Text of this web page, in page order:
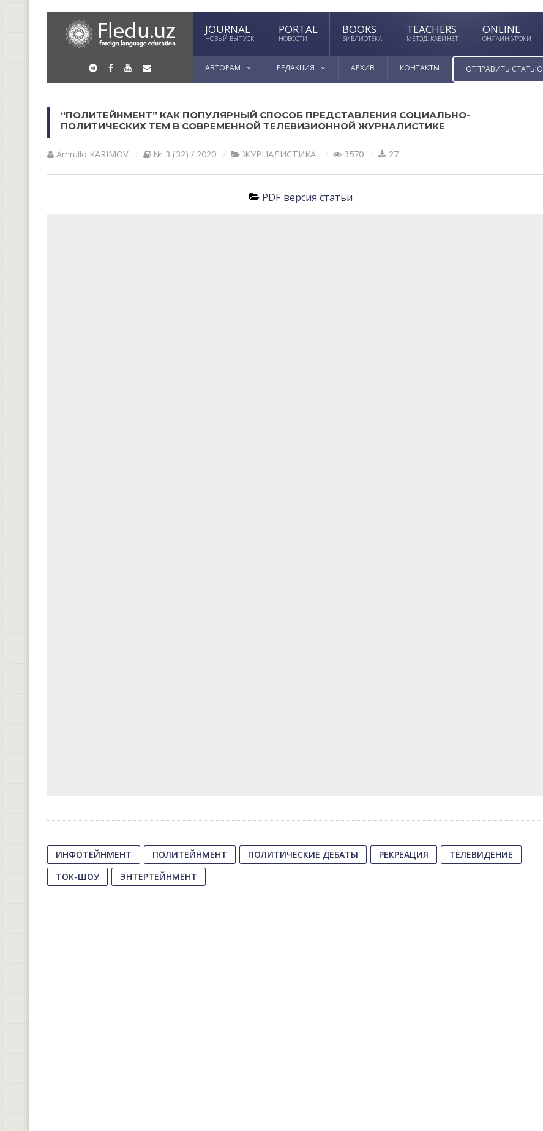
JOURNAL
НОВЫЙ ВЫПУСК
PORTAL
НОВОСТИ
BOOKS
БИБЛИОТЕКА
TEACHERS
МЕТОД. КАБИНЕТ
ONLINE
ОНЛАЙН-УРОКИ
АВТОРАМ РЕДАКЦИЯ АРХИВ КОНТАКТЫ ОТПРАВИТЬ СТАТЬЮ
“ПОЛИТЕЙНМЕНТ” КАК ПОПУЛЯРНЫЙ СПОСОБ ПРЕДСТАВЛЕНИЯ СОЦИАЛЬНО-
ПОЛИТИЧЕСКИХ ТЕМ В СОВРЕМЕННОЙ ТЕЛЕВИЗИОННОЙ ЖУРНАЛИСТИКЕ
Amrullo KARIMOV № 3 (32) / 2020 ЖУРНАЛИСТИКА 3570 27
PDF версия статьи
ИНФОТЕЙНМЕНТ ПОЛИТЕЙНМЕНТ ПОЛИТИЧЕСКИЕ ДЕБАТЫ РЕКРЕАЦИЯ
ТЕЛЕВИДЕНИЕ
ТОК-ШОУ
ЭНТЕРТЕЙНМЕНТ